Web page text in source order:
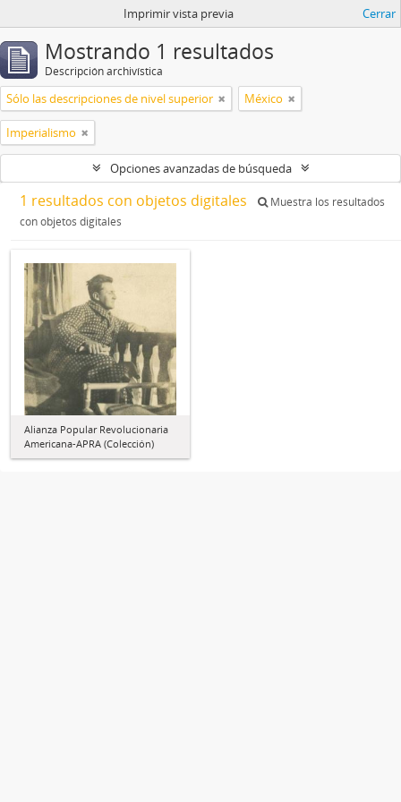
Imprimir vista previa Cerrar
Mostrando 1 resultados
Descripción archivística
Sólo las descripciones de nivel superior México
Imperialismo
Opciones avanzadas de búsqueda
1 resultados con objetos digitales
Muestra los resultados
con objetos digitales
Alianza Popular Revolucionaria
Americana-APRA (Colección)